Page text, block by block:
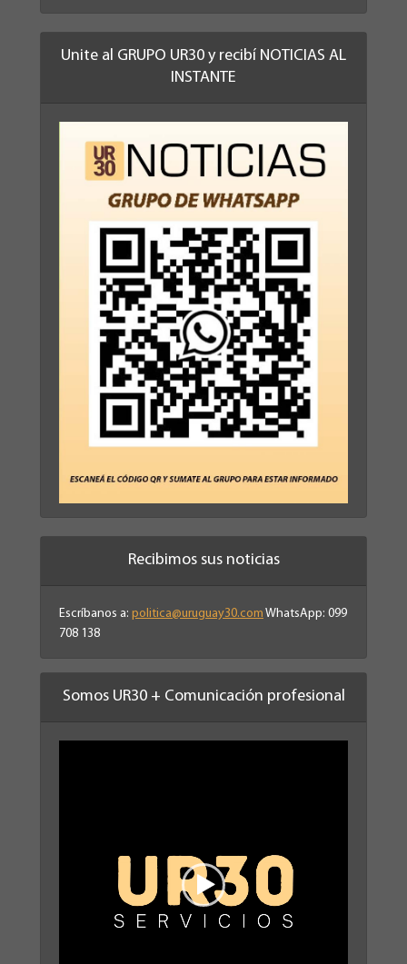
Unite al GRUPO UR30 y recibí NOTICIAS AL
INSTANTE
Recibimos sus noticias
Escríbanos a: politica@uruguay30.com WhatsApp: 099
708 138
Somos UR30 + Comunicación profesional